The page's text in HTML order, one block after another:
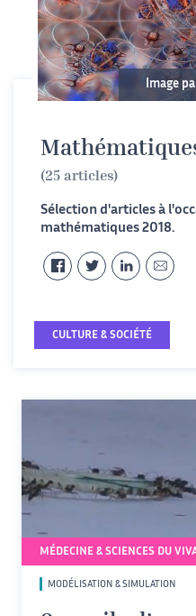
Image
(25 articles)
Sélection d'articles à
mathématiques 2018.
CULTURE & SOCIÉTÉ
MÉDECINE & SCIENCES DU
MODÉLISATION & SIMULATION